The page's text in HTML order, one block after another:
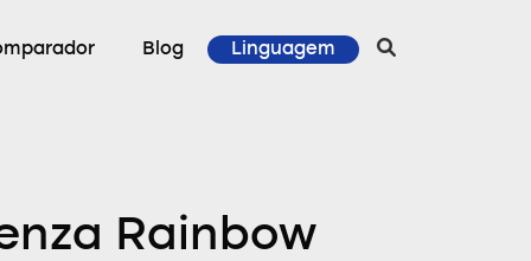
Blog Linguagem
Rainbow